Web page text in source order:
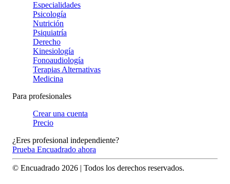
Especialidades
Psicología
Nutrición
Psiquiatría
Derecho
Kinesiología
Fonoaudiología
Terapias Alternativas
Medicina
Para profesionales
Crear una cuenta
Precio
¿Eres profesional independiente?
Prueba Encuadrado ahora
© Encuadrado 2026 | Todos los derechos reservados.